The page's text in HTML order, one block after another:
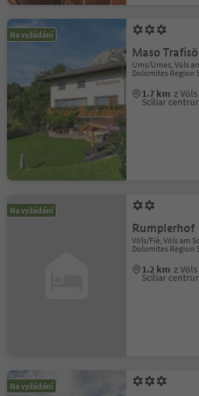
Na vyžádání
Maso
Ums/Umes, Völs
Dolomites Region
1.7 km z
Sciliar
Na vyžádání
Rumplerhof
Völs/Fiè, Völs am
Dolomites Region
1.2 km z
Sciliar
Na vyžádání